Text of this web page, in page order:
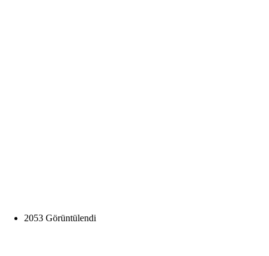
2053 Görüntülendi